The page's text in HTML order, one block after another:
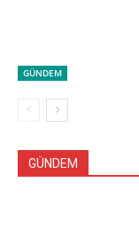
GÜNDEM
GÜNDEM